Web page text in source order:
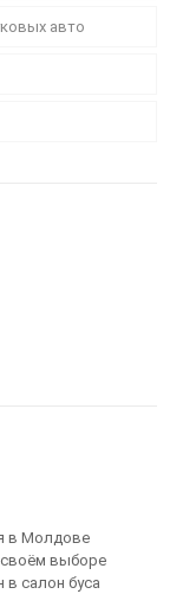
авто
в Молдове
своём выборе
салон буса